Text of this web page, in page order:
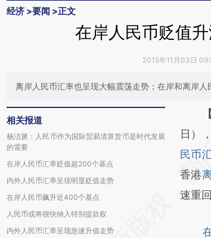
经济 >要闻 >正文
在岸人民币贬值
2015年11月03日
离岸人民币汇率也呈现大幅震荡走势；在岸和离岸
相关报道
杨洁篪：人民币作为国际贸易清算货币是时代发展
的需要
在岸人民币汇率贬值超200个基点
内外人民币汇率呈现明显贬值走势
在岸人民币飙升近400个基点
人民币或将很快纳入特别提款权
内外人民币汇率呈现急速升值走势
请务
成，
对和
日）
民币
香港
速重